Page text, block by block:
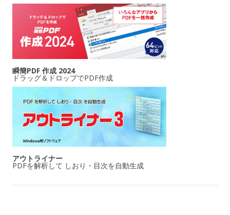
瞬簡PDF 作成 2024
ドラッグ＆ドロップでPDF作成
アウトライナー
PDFを解析して しおり・目次を自動生成